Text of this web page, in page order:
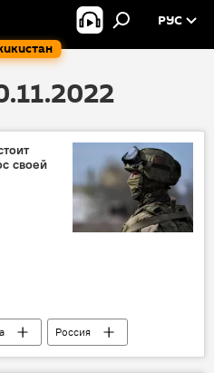
РУС
своей
Россия